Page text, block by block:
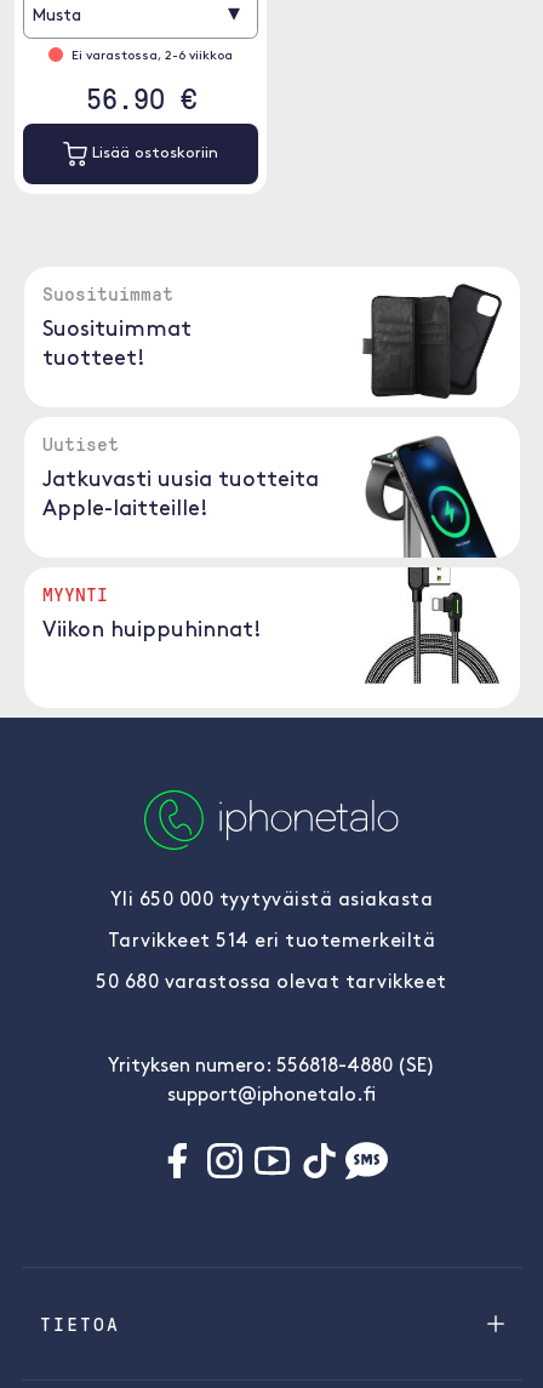
paikoilla, kuten junissa,
lentokoneissa tai kahviloissa.
Musta ▾
Ei varastossa, 2-6 viikkoa
56.90 €
Lisää ostoskoriin
Suosituimmat
Suosituimmat
tuotteet!
Uutiset
Jatkuvasti uusia tuotteita
Apple-laitteille!
MYYNTI
Viikon huippuhinnat!
Yli 650 000 tyytyväistä asiakasta
Tarvikkeet 514 eri tuotemerkeiltä
50 680 varastossa olevat tarvikkeet
Yrityksen numero: 556818-4880 (SE)
support@iphonetalo.fi
TIETOA